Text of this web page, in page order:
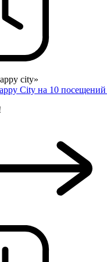
city»
City на 10